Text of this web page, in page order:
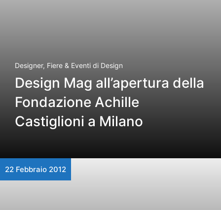
Designer, Fiere & Eventi di Design
Design Mag all’apertura della
Fondazione Achille
Castiglioni a Milano
22 Febbraio 2012